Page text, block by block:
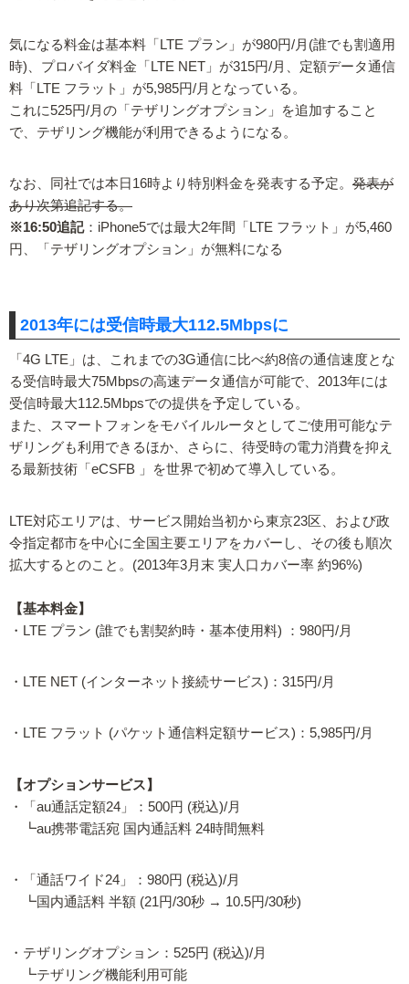
気になる料金は基本料「LTE プラン」が980円/月(誰でも割適用
時)、プロバイダ料金「LTE NET」が315円/月、定額データ通信
料「LTE フラット」が5,985円/月となっている。
これに525円/月の「テザリングオプション」を追加すること
で、テザリング機能が利用できるようになる。
なお、同社では本日16時より特別料金を発表する予定。 発表が
あり次第追記する。
※16:50追記：iPhone5では最大2年間「LTE フラット」が5,460
円、「テザリングオプション」が無料になる
2013年には受信時最大112.5Mbpsに
「4G LTE」は、これまでの3G通信に比べ約8倍の通信速度とな
る受信時最大75Mbpsの高速データ通信が可能で、2013年には
受信時最大112.5Mbpsでの提供を予定している。
また、スマートフォンをモバイルルータとしてご使用可能なテ
ザリングも利用できるほか、さらに、待受時の電力消費を抑え
る最新技術「eCSFB 」を世界で初めて導入している。
LTE対応エリアは、サービス開始当初から東京23区、および政
令指定都市を中心に全国主要エリアをカバーし、その後も順次
拡大するとのこと。(2013年3月末 実人口カバー率 約96%)
【基本料金】
・LTE プラン (誰でも割契約時・基本使用料) ：980円/月
・LTE NET (インターネット接続サービス)：315円/月
・LTE フラット (パケット通信料定額サービス)：5,985円/月
【オプションサービス】
・「au通話定額24」：500円 (税込)/月
┗au携帯電話宛 国内通話料 24時間無料
・「通話ワイド24」：980円 (税込)/月
┗国内通話料 半額 (21円/30秒 → 10.5円/30秒)
・テザリングオプション：525円 (税込)/月
┗テザリング機能利用可能